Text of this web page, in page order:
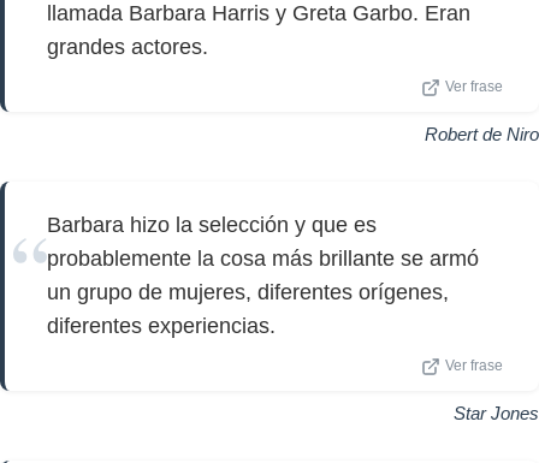
llamada Barbara Harris y Greta Garbo. Eran
grandes actores.
Ver frase
Robert de Niro
Barbara hizo la selección y que es
probablemente la cosa más brillante se armó
un grupo de mujeres, diferentes orígenes,
diferentes experiencias.
Ver frase
Star Jones